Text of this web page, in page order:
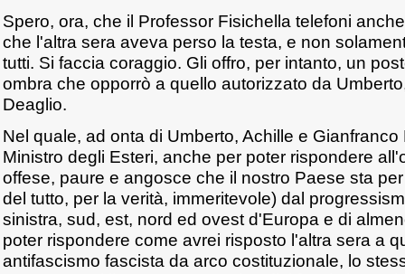
Spero, ora, che il Professor Fisichella telefoni
che l'altra sera aveva perso la testa, e non
tutti. Si faccia coraggio. Gli offro, per intanto, un
ombra che opporrò a quello autorizzato da
Deaglio.
Nel quale, ad onta di Umberto, Achille e Gianfranco
Ministro degli Esteri, anche per poter rispondere
offese, paure e angosce che il nostro Paese sta
del tutto, per la verità, immeritevole) dal
sinistra, sud, est, nord ed ovest d'Europa e di
poter rispondere come avrei risposto l'altra sera a
antifascismo fascista da arco costituzionale, lo